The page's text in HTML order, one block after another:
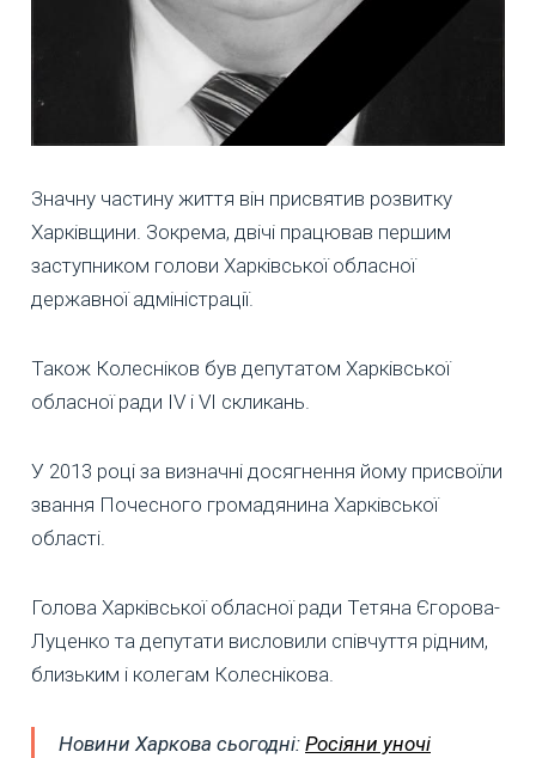
Значну частину життя він присвятив розвитку
Харківщини. Зокрема, двічі працював першим
заступником голови Харківської обласної
державної адміністрації.
Також Колесніков був депутатом Харківської
обласної ради IV і VI скликань.
У 2013 році за визначні досягнення йому присвоїли
звання Почесного громадянина Харківської
області.
Голова Харківської обласної ради Тетяна Єгорова-
Луценко та депутати висловили співчуття рідним,
близьким і колегам Колеснікова.
Новини Харкова сьогодні: Росіяни уночі